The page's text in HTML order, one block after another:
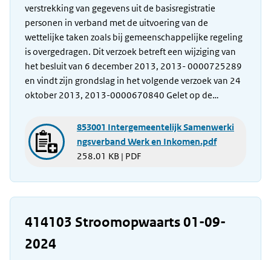
verstrekking van gegevens uit de basisregistratie
personen in verband met de uitvoering van de
wettelijke taken zoals bij gemeenschappelijke regeling
is overgedragen. Dit verzoek betreft een wijziging van
het besluit van 6 december 2013, 2013- 0000725289
en vindt zijn grondslag in het volgende verzoek van 24
oktober 2013, 2013-0000670840 Gelet op de…
853001 Intergemeentelijk Samenwerki
ngsverband Werk en Inkomen.pdf
258.01 KB | PDF
414103 Stroomopwaarts 01-09-
2024